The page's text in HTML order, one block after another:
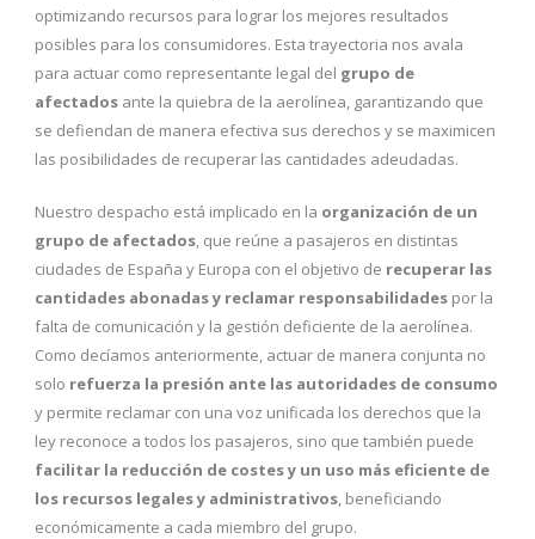
optimizando recursos para lograr los mejores resultados
posibles para los consumidores. Esta trayectoria nos avala
para actuar como representante legal del grupo de
afectados ante la quiebra de la aerolínea, garantizando que
se defiendan de manera efectiva sus derechos y se maximicen
las posibilidades de recuperar las cantidades adeudadas.
Nuestro despacho está implicado en la organización de un
grupo de afectados, que reúne a pasajeros en distintas
ciudades de España y Europa con el objetivo de recuperar las
cantidades abonadas y reclamar responsabilidades por la
falta de comunicación y la gestión deficiente de la aerolínea.
Como decíamos anteriormente, actuar de manera conjunta no
solo refuerza la presión ante las autoridades de consumo
y permite reclamar con una voz unificada los derechos que la
ley reconoce a todos los pasajeros, sino que también puede
facilitar la reducción de costes y un uso más eficiente de
los recursos legales y administrativos, beneficiando
económicamente a cada miembro del grupo.